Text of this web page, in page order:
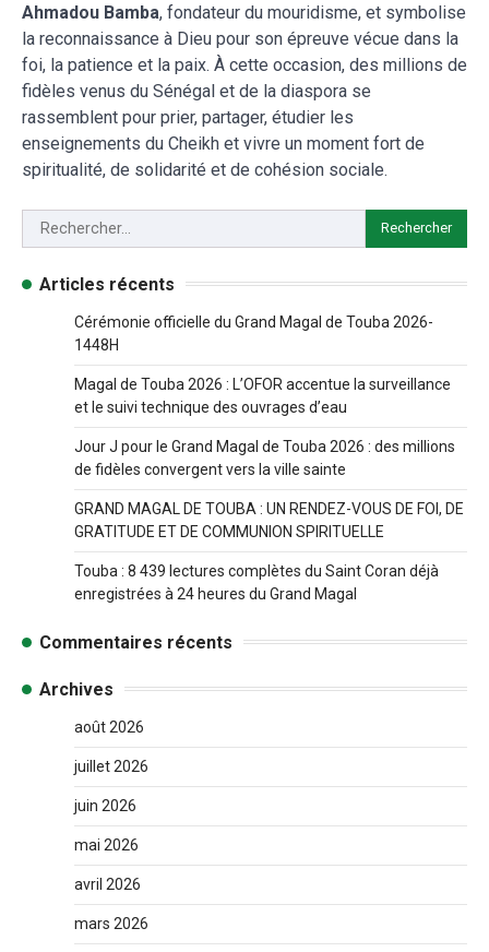
Ahmadou Bamba, fondateur du mouridisme, et symbolise
la reconnaissance à Dieu pour son épreuve vécue dans la
foi, la patience et la paix. À cette occasion, des millions de
fidèles venus du Sénégal et de la diaspora se
rassemblent pour prier, partager, étudier les
enseignements du Cheikh et vivre un moment fort de
spiritualité, de solidarité et de cohésion sociale.
Articles récents
Cérémonie officielle du Grand Magal de Touba 2026-
1448H
Magal de Touba 2026 : L’OFOR accentue la surveillance
et le suivi technique des ouvrages d’eau
Jour J pour le Grand Magal de Touba 2026 : des millions
de fidèles convergent vers la ville sainte
GRAND MAGAL DE TOUBA : UN RENDEZ-VOUS DE FOI, DE
GRATITUDE ET DE COMMUNION SPIRITUELLE
Touba : 8 439 lectures complètes du Saint Coran déjà
enregistrées à 24 heures du Grand Magal
Commentaires récents
Archives
août 2026
juillet 2026
juin 2026
mai 2026
avril 2026
mars 2026